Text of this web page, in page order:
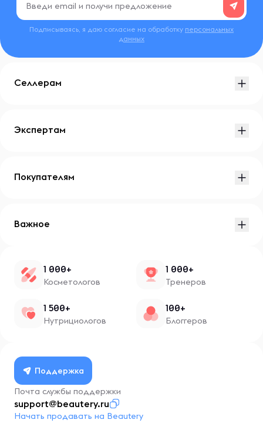
Подписываясь, я даю согласие на обработку персональных
данных
Селлерам
Экспертам
Покупателям
Важное
1 000+
Косметологов
1 000+
Тренеров
1 500+
Нутрициологов
100+
Блоггеров
Поддержка
Почта службы поддержки
support@beautery.ru
Начать продавать на Beautery